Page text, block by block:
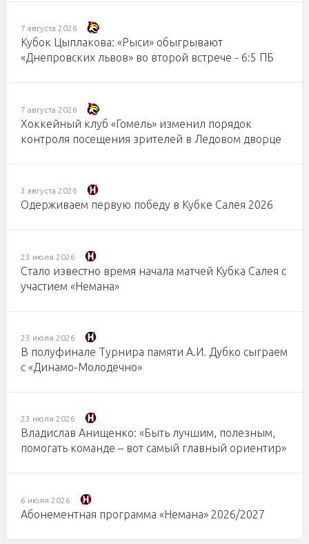
7 августа 2026
Кубок Цыплакова: «Рыси» обыгрывают
«Днепровских львов» во второй встрече - 6:5 ПБ
7 августа 2026
Хоккейный клуб «Гомель» изменил порядок
контроля посещения зрителей в Ледовом дворце
3 августа 2026
Одерживаем первую победу в Кубке Салея 2026
23 июля 2026
Стало известно время начала матчей Кубка Салея с
участием «Немана»
23 июля 2026
В полуфинале Турнира памяти А.И. Дубко сыграем
с «Динамо-Молодечно»
23 июля 2026
Владислав Анищенко: «Быть лучшим, полезным,
помогать команде – вот самый главный ориентир»
6 июля 2026
Абонементная программа «Немана» 2026/2027